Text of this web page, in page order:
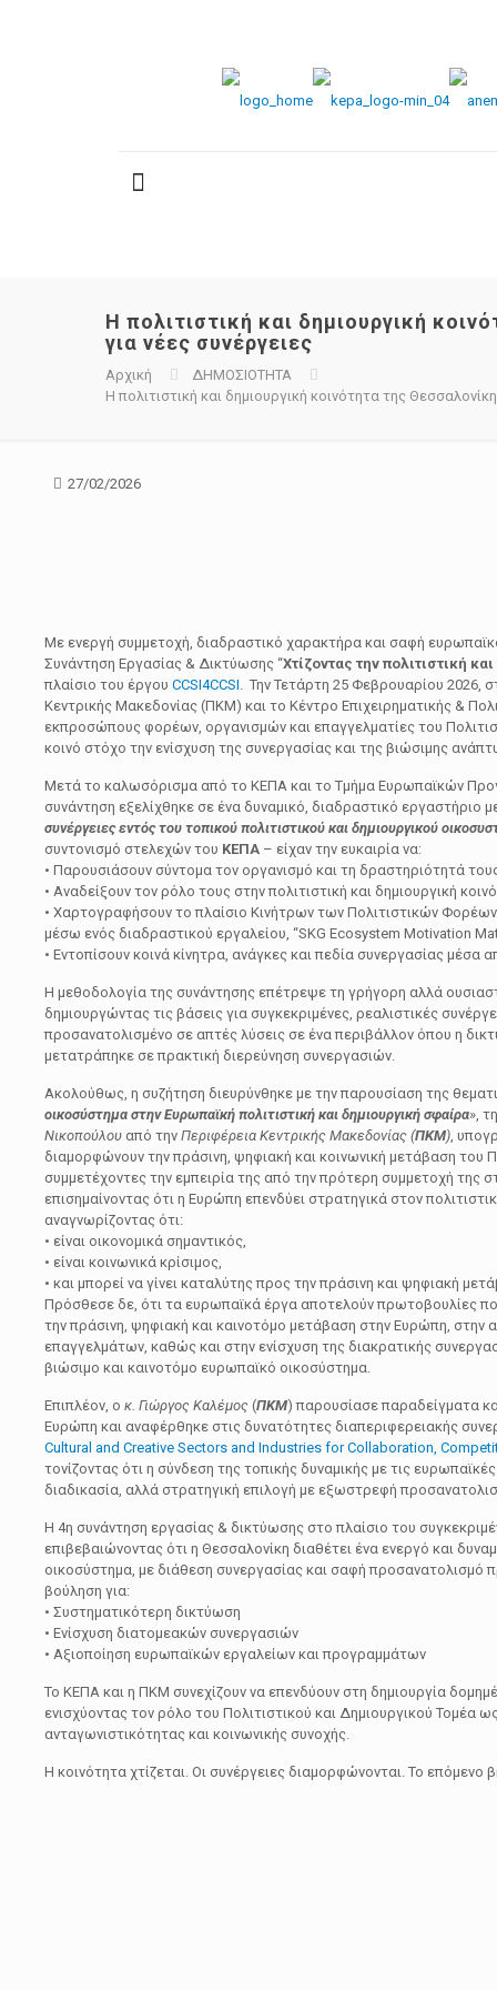
H πολιτιστική και δημιουργική
για νέες συνέργειες
Αρχική
ΔΗΜΟΣΙΟΤΗΤΑ
H πολιτιστική και δημιουργική κοινότητα της
27/02/2026
Με ενεργή συμμετοχή, διαδραστικό χαρακτήρα και σαφή
Συνάντηση Εργασίας & Δικτύωσης “Χτίζοντας την πολιτιστική
πλαίσιο του έργου CCSI4CCSI. Την Τετάρτη 25 Φεβρουαρίου 2026,
Κεντρικής Μακεδονίας (ΠΚΜ) και το Κέντρο Επιχειρηματικής &
εκπροσώπους φορέων, οργανισμών και επαγγελματίες του
κοινό στόχο την ενίσχυση της συνεργασίας και της βιώσιμης
Μετά το καλωσόρισμα από το ΚΕΠΑ και το Τμήμα Ευρωπαϊκών
συνάντηση εξελίχθηκε σε ένα δυναμικό, διαδραστικό εργαστήριο
συνέργειες εντός του τοπικού πολιτιστικού και δημιουργικού
συντονισμό στελεχών του ΚΕΠΑ– είχαν την ευκαιρία να:
• Παρουσιάσουν σύντομα τον οργανισμό και τη δραστηριότητά
• Αναδείξουν τον ρόλο τους στην πολιτιστική και δημιουργική
• Χαρτογραφήσουν το πλαίσιο Κινήτρων των Πολιτιστικών
μέσω ενός διαδραστικού εργαλείου, “SKG Ecosystem Motivation
• Εντοπίσουν κοινά κίνητρα, ανάγκες και πεδία συνεργασίας μέσα
Η μεθοδολογία της συνάντησης επέτρεψε τη γρήγορη αλλά
δημιουργώντας τις βάσεις για συγκεκριμένες, ρεαλιστικές
προσανατολισμένο σε απτές λύσεις σε ένα περιβάλλον όπου η
μετατράπηκε σε πρακτική διερεύνηση συνεργασιών.
Ακολούθως, η συζήτηση διευρύνθηκε με την παρουσίαση της
οικοσύστημα στην Ευρωπαϊκή πολιτιστική και δημιουργική σφαίρα»,
Νικοπούλουαπό την Περιφέρεια Κεντρικής Μακεδονίας (ΠΚΜ),
διαμορφώνουν την πράσινη, ψηφιακή και κοινωνική μετάβαση
συμμετέχοντες την εμπειρία της από την πρότερη συμμετοχή της
επισημαίνοντας ότι η Ευρώπη επενδύει στρατηγικά στον
αναγνωρίζοντας ότι:
• είναι οικονομικά σημαντικός,
• είναι κοινωνικά κρίσιμος,
• και μπορεί να γίνει καταλύτης προς την πράσινη και ψηφιακή
Πρόσθεσε δε, ότι τα ευρωπαϊκά έργα αποτελούν πρωτοβουλίες
την πράσινη, ψηφιακή και καινοτόμο μετάβαση στην Ευρώπη, στην
επαγγελμάτων, καθώς και στην ενίσχυση της διακρατικής
βιώσιμο και καινοτόμο ευρωπαϊκό οικοσύστημα.
Επιπλέον, ο κ. Γιώργος Καλέμος (ΠΚΜ) παρουσίασε παραδείγματα
Ευρώπη και αναφέρθηκε στις δυνατότητες διαπεριφερειακής
Cultural and Creative Sectors and Industries for Collaboration,
τονίζοντας ότι η σύνδεση της τοπικής δυναμικής με τις
διαδικασία, αλλά στρατηγική επιλογή με εξωστρεφή
Η 4η συνάντηση εργασίας & δικτύωσης στο πλαίσιο του
επιβεβαιώνοντας ότι η Θεσσαλονίκη διαθέτει ένα ενεργό και
οικοσύστημα, με διάθεση συνεργασίας και σαφή προσανατολισμό
βούληση για:
• Συστηματικότερη δικτύωση
• Ενίσχυση διατομεακών συνεργασιών
• Αξιοποίηση ευρωπαϊκών εργαλείων και προγραμμάτων
Το ΚΕΠΑ και η ΠΚΜ συνεχίζουν να επενδύουν στη δημιουργία
ενισχύοντας τον ρόλο του Πολιτιστικού και Δημιουργικού Τομέα
ανταγωνιστικότητας και κοινωνικής συνοχής.
Η κοινότητα χτίζεται. Οι συνέργειες διαμορφώνονται. Το επόμενο